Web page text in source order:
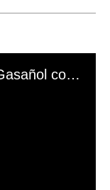
El mal momento de Yanina Gasañol con un hincha argentino en "Subrayado"